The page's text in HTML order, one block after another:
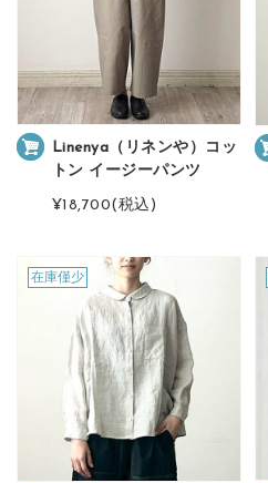
Linenya（リネンや）コッ
トン イージーパンツ
¥18,700(税込)
在庫僅少